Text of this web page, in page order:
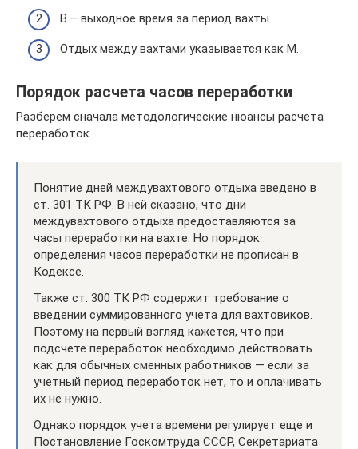
В – выходное время за период вахты.
Отдых между вахтами указывается как М.
Порядок расчета часов переработки
Разберем сначала методологические нюансы расчета
переработок.
Понятие дней междувахтового отдыха введено в
ст. 301 ТК РФ. В ней сказано, что дни
междувахтового отдыха предоставляются за
часы переработки на вахте. Но порядок
определения часов переработки не прописан в
Кодексе.
Также ст. 300 ТК РФ содержит требование о
введении суммированного учета для вахтовиков.
Поэтому на первый взгляд кажется, что при
подсчете переработок необходимо действовать
как для обычных сменных работников — если за
учетный период переработок нет, то и оплачивать
их не нужно.
Однако порядок учета времени регулирует еще и
Постановление Госкомтруда СССР, Секретариата